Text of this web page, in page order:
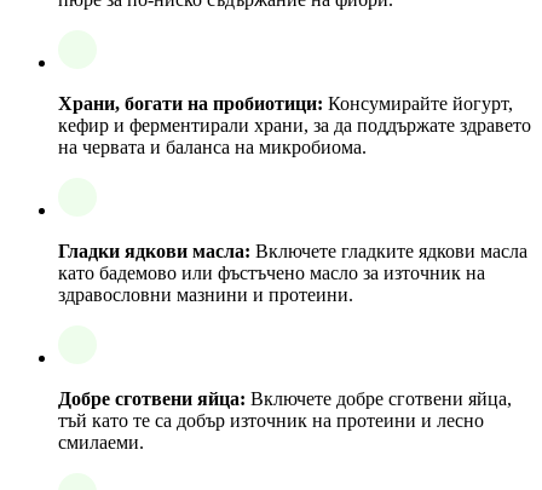
Храни, богати на пробиотици: Консумирайте йогурт,
кефир и ферментирали храни, за да поддържате здравето
на червата и баланса на микробиома.
Гладки ядкови масла: Включете гладките ядкови масла
като бадемово или фъстъчено масло за източник на
здравословни мазнини и протеини.
Добре сготвени яйца: Включете добре сготвени яйца,
тъй като те са добър източник на протеини и лесно
смилаеми.